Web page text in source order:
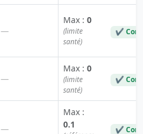
—
Max : 0
(limite
santé)
✔
—
Max : 0
(limite
santé)
✔
—
Max :
0.1
✔